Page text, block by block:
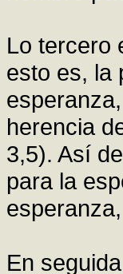
Lo tercero
esto es, la
herencia
3,5). Así
para la
En